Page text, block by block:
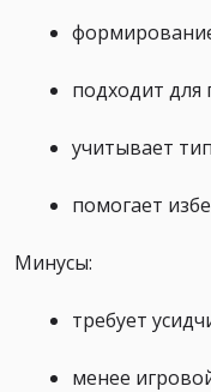
подходит для
учитывает
помогает
Минусы:
требует
менее